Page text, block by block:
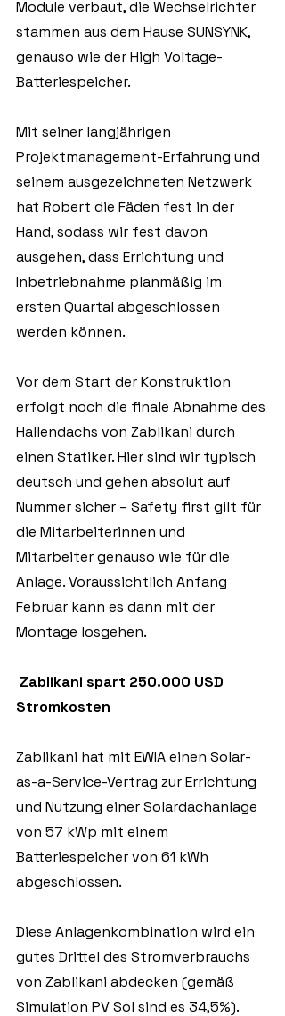
Module verbaut, die Wechselrichter
stammen aus dem Hause SUNSYNK,
genauso wie der High Voltage-
Batteriespeicher.
Mit seiner langjährigen
Projektmanagement-Erfahrung und
seinem ausgezeichneten Netzwerk
hat Robert die Fäden fest in der
Hand, sodass wir fest davon
ausgehen, dass Errichtung und
Inbetriebnahme planmäßig im
ersten Quartal abgeschlossen
werden können.
Vor dem Start der Konstruktion
erfolgt noch die finale Abnahme des
Hallendachs von Zablikani durch
einen Statiker. Hier sind wir typisch
deutsch und gehen absolut auf
Nummer sicher – Safety first gilt für
die Mitarbeiterinnen und
Mitarbeiter genauso wie für die
Anlage. Voraussichtlich Anfang
Februar kann es dann mit der
Montage losgehen.
Stromkosten
Zablikani hat mit EWIA einen Solar-
as-a-Service-Vertrag zur Errichtung
und Nutzung einer Solardachanlage
von 57 kWp mit einem
Batteriespeicher von 61 kWh
abgeschlossen.
Diese Anlagenkombination wird ein
gutes Drittel des Stromverbrauchs
von Zablikani abdecken (gemäß
Simulation PV Sol sind es 34,5%).